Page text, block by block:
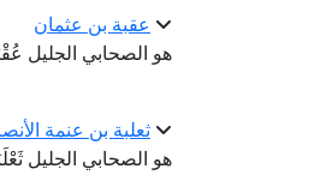
عقبة بن عثمان
هو الصحابي الجليل
ثعلبة بن عنمة
هو الصحابي الجليل